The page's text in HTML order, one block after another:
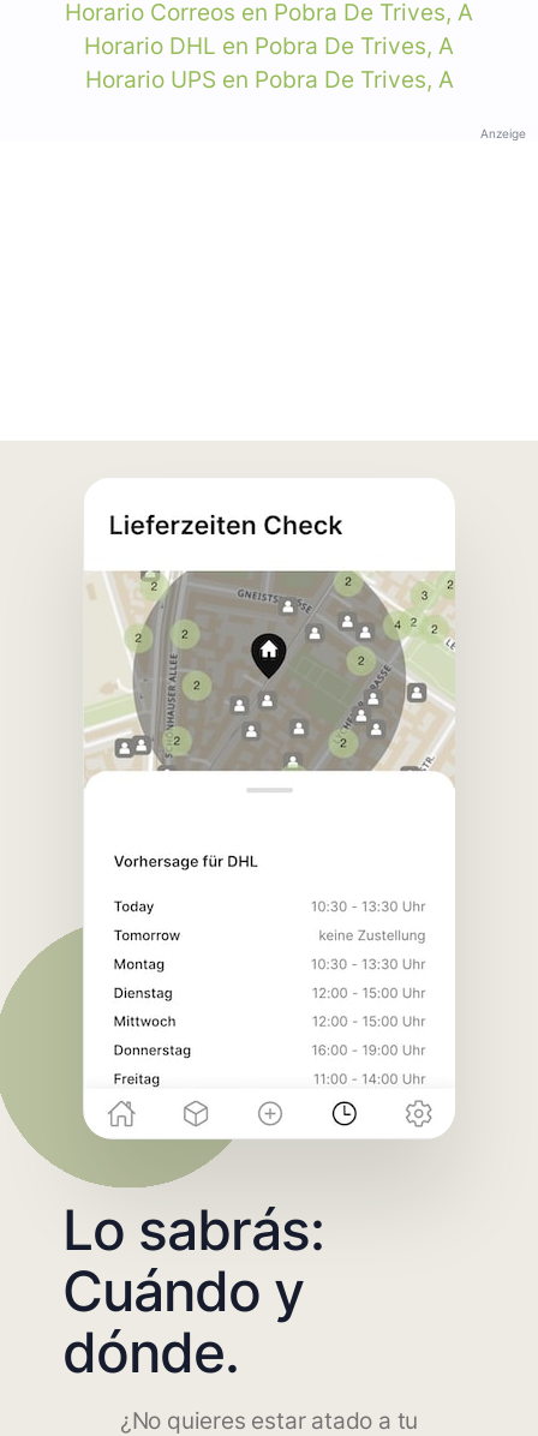
Horario Correos en Pobra De Trives, A
Horario DHL en Pobra De Trives, A
Horario UPS en Pobra De Trives, A
Anzeige
Lo sabrás:
Cuándo y
dónde.
¿No quieres estar atado a tu